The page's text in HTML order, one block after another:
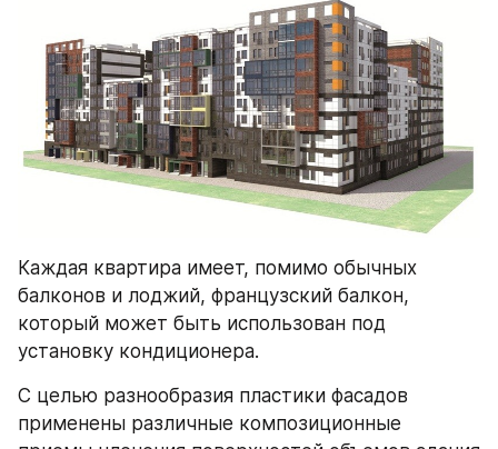
Каждая квартира имеет, помимо обычных
балконов и лоджий, французский балкон,
который может быть использован под
установку кондиционера.
С целью разнообразия пластики фасадов
применены различные композиционные